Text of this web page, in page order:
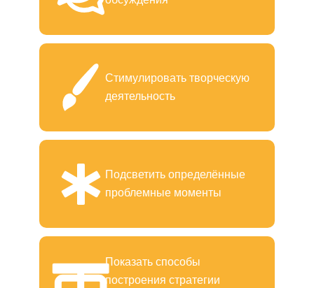
Показать способы
построения стратегии
Стимулировать творческую
деятельность
Подсветить определённые
проблемные моменты